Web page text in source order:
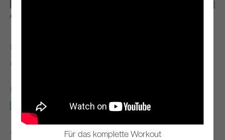
Für das komplette Workout
LEHRER
Alisa Wyatt
BENÖTIGTE AUSRÜSTUNG
Matte
ÄHNLICHE KLASSEN FINDEN FÜR